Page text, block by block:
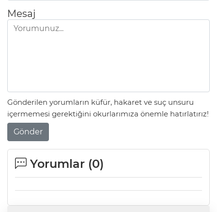
Mesaj
Gönderilen yorumların küfür, hakaret ve suç unsuru
içermemesi gerektiğini okurlarımıza önemle hatırlatırız!
Gönder
Yorumlar (0)